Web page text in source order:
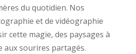
du quotidien. Nos
et de vidéographie
cette magie, des paysages à
aux sourires partagés.